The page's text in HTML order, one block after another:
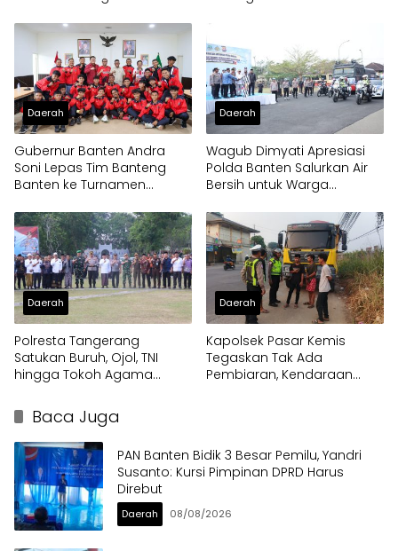
Daerah
Gubernur Banten Andra
Soni Lepas Tim Banteng
Banten ke Turnamen
Daerah
Wagub Dimyati Apresiasi
Polda Banten Salurkan Air
Bersih untuk Warga
Daerah
Polresta Tangerang
Satukan Buruh, Ojol, TNI
hingga Tokoh Agama
Daerah
Kapolsek Pasar Kemis
Tegaskan Tak Ada
Pembiaran, Kendaraan
Baca Juga
PAN Banten Bidik 3 Besar Pemilu, Yandri
Susanto: Kursi Pimpinan DPRD Harus
Direbut
Daerah 08/08/2026